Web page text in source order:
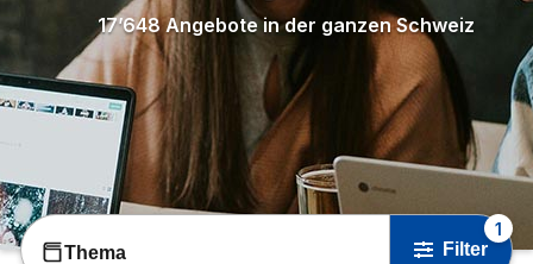
17’648 Angebote in der ganzen Schweiz
Thema Filter
1